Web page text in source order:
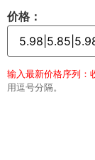
价格：
输入最新价格序列：
用逗号分隔。